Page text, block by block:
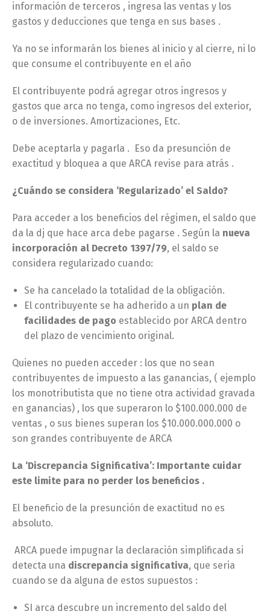
información de terceros , ingresa las ventas y los
gastos y deducciones que tenga en sus bases .
Ya no se informarán los bienes al inicio y al cierre, ni lo
que consume el contribuyente en el año
El contribuyente podrá agregar otros ingresos y
gastos que arca no tenga, como ingresos del exterior,
o de inversiones. Amortizaciones, Etc.
Debe aceptarla y pagarla . Eso da presunción de
exactitud y bloquea a que ARCA revise para atrás .
¿Cuándo se considera ‘Regularizado’ el Saldo?
Para acceder a los beneficios del régimen, el saldo que
da la dj que hace arca debe pagarse . Según la nueva
incorporación al Decreto 1397/79, el saldo se
considera regularizado cuando:
Se ha cancelado la totalidad de la obligación.
El contribuyente se ha adherido a un plan de
facilidades de pago establecido por ARCA dentro
del plazo de vencimiento original.
Quienes no pueden acceder : los que no sean
contribuyentes de impuesto a las ganancias, ( ejemplo
los monotributista que no tiene otra actividad gravada
en ganancias) , los que superaron lo $100.000.000 de
ventas , o sus bienes superan los $10.000.000.000 o
son grandes contribuyente de ARCA
La ‘Discrepancia Significativa’: Importante cuidar
este limite para no perder los beneficios .
El beneficio de la presunción de exactitud no es
absoluto.
ARCA puede impugnar la declaración simplificada si
detecta una discrepancia significativa, que seria
cuando se da alguna de estos supuestos :
SI arca descubre un incremento del saldo del